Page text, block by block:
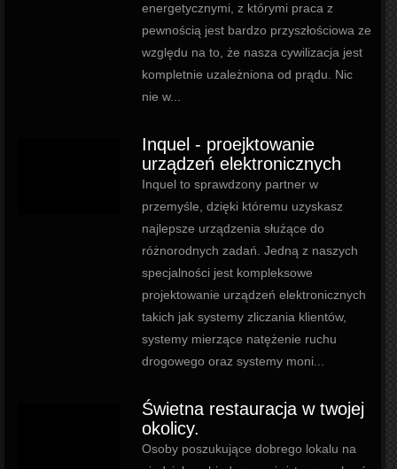
energetycznymi, z którymi praca z
pewnością jest bardzo przyszłościowa ze
względu na to, że nasza cywilizacja jest
kompletnie uzależniona od prądu. Nic
nie w...
Inquel - proejktowanie
urządzeń elektronicznych
Inquel to sprawdzony partner w
przemyśle, dzięki któremu uzyskasz
najlepsze urządzenia służące do
różnorodnych zadań. Jedną z naszych
specjalności jest kompleksowe
projektowanie urządzeń elektronicznych
takich jak systemy zliczania klientów,
systemy mierzące natężenie ruchu
drogowego oraz systemy moni...
Świetna restauracja w twojej
okolicy.
Osoby poszukujące dobrego lokalu na